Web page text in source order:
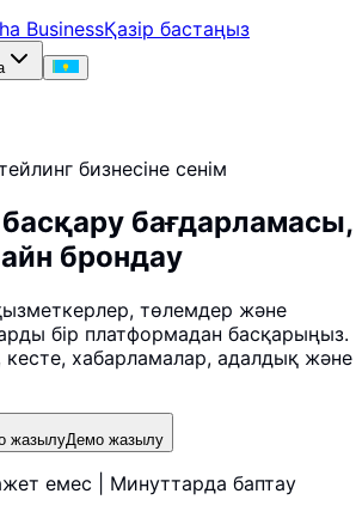
BusinessҚазір бастаңыз
бизнесіне сенім
бағдарламасы,
брондау
төлемдер және
бір платформадан басқарыңыз.
кесте, хабарламалар, адалдық және
жазылуДемо жазылу
емес | Минуттарда баптау